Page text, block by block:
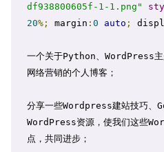
df938800605f-1-1.png"
20%; margin : 0 auto ;
一个关于Python、WordPress
网络营销的个人博客；
分享一些Wordpress建站技巧、
WordPress资源，使我们这些
点，共同进步；